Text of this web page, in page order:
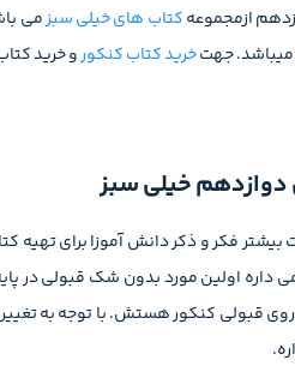
ازمجموعهکتاب های خیلی سبزمی
میباشد. جهتخرید کتاب کنکورو خرید
خیلی سبز
بیشتر فکر و ذکر دانش آموزا برای
داره اولین مورد بدون شک قبولی در
قبولی کنکور هستش. با توجه به